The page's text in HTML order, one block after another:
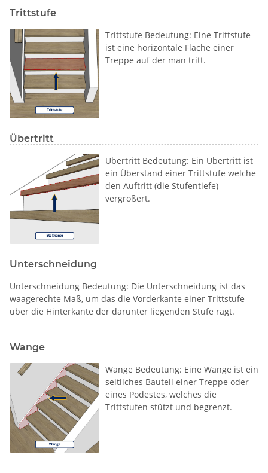
Trittstufe
Trittstufe Bedeutung: Eine Trittstufe
ist eine horizontale Fläche einer
Treppe auf der man tritt.
Übertritt
Übertritt Bedeutung: Ein Übertritt ist
ein Überstand einer Trittstufe welche
den Auftritt (die Stufentiefe)
vergrößert.
Unterschneidung
Unterschneidung Bedeutung: Die Unterschneidung ist das
waagerechte Maß, um das die Vorderkante einer Trittstufe
über die Hinterkante der darunter liegenden Stufe ragt.
Wange
Wange Bedeutung: Eine Wange ist ein
seitliches Bauteil einer Treppe oder
eines Podestes, welches die
Trittstufen stützt und begrenzt.